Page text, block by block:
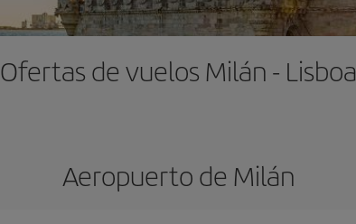
Ofertas de vuelos Milán - Lisboa
Aeropuerto de Milán